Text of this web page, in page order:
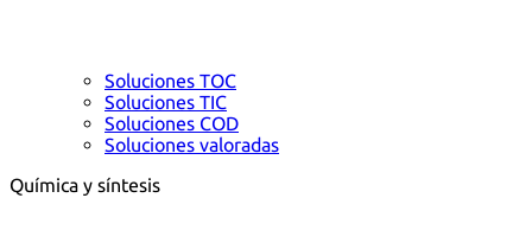
Soluciones TOC
Soluciones TIC
Soluciones COD
Soluciones valoradas
Química y síntesis